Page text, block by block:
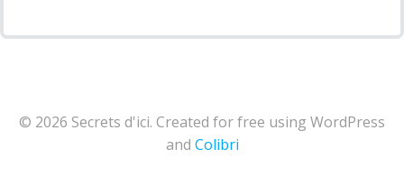
© 2026 Secrets d'ici. Created for free using WordPress
and Colibri